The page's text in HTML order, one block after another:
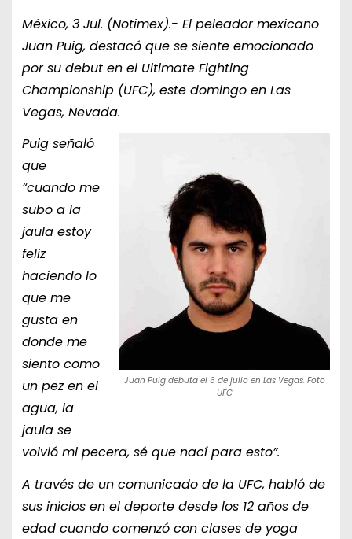
México, 3 Jul. (Notimex).- El peleador mexicano
Juan Puig, destacó que se siente emocionado
por su debut en el Ultimate Fighting
Championship (UFC), este domingo en Las
Vegas, Nevada.
Juan Puig debuta el 6 de julio en Las Vegas. Foto
UFC
Puig señaló
que
“cuando me
subo a la
jaula estoy
feliz
haciendo lo
que me
gusta en
donde me
siento como
un pez en el
agua, la
jaula se
volvió mi pecera, sé que nací para esto”.
A través de un comunicado de la UFC, habló de
sus inicios en el deporte desde los 12 años de
edad cuando comenzó con clases de yoga